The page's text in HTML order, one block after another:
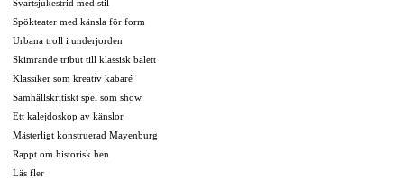
Svartsjukestrid med stil
Spökteater med känsla för form
Urbana troll i underjorden
Skimrande tribut till klassisk balett
Klassiker som kreativ kabaré
Samhällskritiskt spel som show
Ett kalejdoskop av känslor
Mästerligt konstruerad Mayenburg
Rappt om historisk hen
Läs fler